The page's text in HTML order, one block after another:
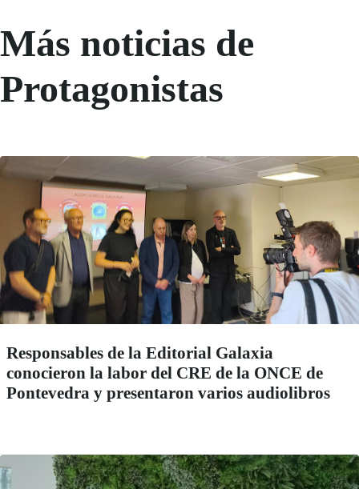
Más noticias de
Protagonistas
Responsables de la Editorial Galaxia
conocieron la labor del CRE de la ONCE de
Pontevedra y presentaron varios audiolibros